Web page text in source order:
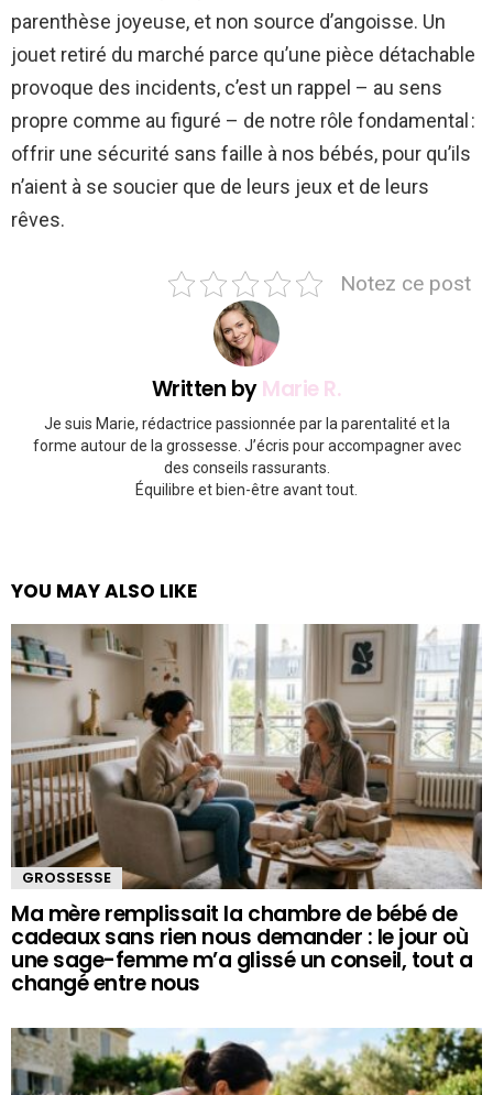
parenthèse joyeuse, et non source d’angoisse. Un
jouet retiré du marché parce qu’une pièce détachable
provoque des incidents, c’est un rappel – au sens
propre comme au figuré – de notre rôle fondamental :
offrir une sécurité sans faille à nos bébés, pour qu’ils
n’aient à se soucier que de leurs jeux et de leurs
rêves.
Notez ce post
Written byMarie R.
Je suis Marie, rédactrice passionnée par la parentalité et la
forme autour de la grossesse. J’écris pour accompagner avec
des conseils rassurants.
Équilibre et bien-être avant tout.
YOU MAY ALSO LIKE
GROSSESSE
Ma mère remplissait la chambre de bébé de
cadeaux sans rien nous demander : le jour où
une sage-femme m’a glissé un conseil, tout a
changé entre nous